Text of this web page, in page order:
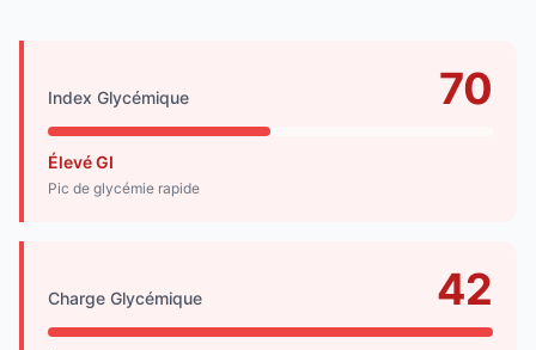
Index Glycémique 70
Élevé GI
Pic de glycémie rapide
Charge Glycémique 42